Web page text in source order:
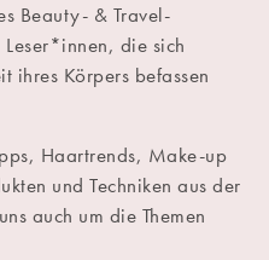
Beauty- & Travel-
die sich
ihres Körpers befassen
Haartrends, Make-up
und Techniken aus der
auch um die Themen